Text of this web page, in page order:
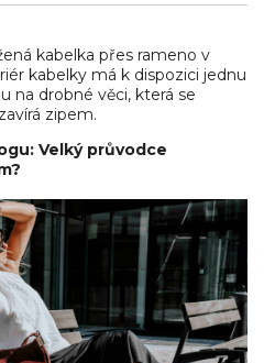
kabelka přes rameno v
kabelky má k dispozici jednu
na drobné věci, která se
zipem.
Velký průvodce